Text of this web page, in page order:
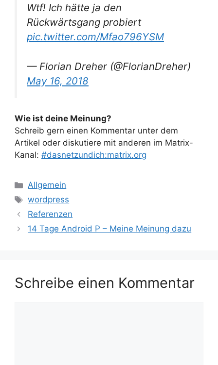
Wtf! Ich hätte ja den
Rückwärtsgang probiert
pic.twitter.com/Mfao796YSM
— Florian Dreher (@FlorianDreher)
May 16, 2018
Wie ist deine Meinung?
Schreib gern einen Kommentar unter dem
Artikel oder diskutiere mit anderen im Matrix-
Kanal: #dasnetzundich:matrix.org
Kategorien
Allgemein
Schlagwörter
wordpress
Referenzen
14 Tage Android P – Meine Meinung dazu
Schreibe einen Kommentar